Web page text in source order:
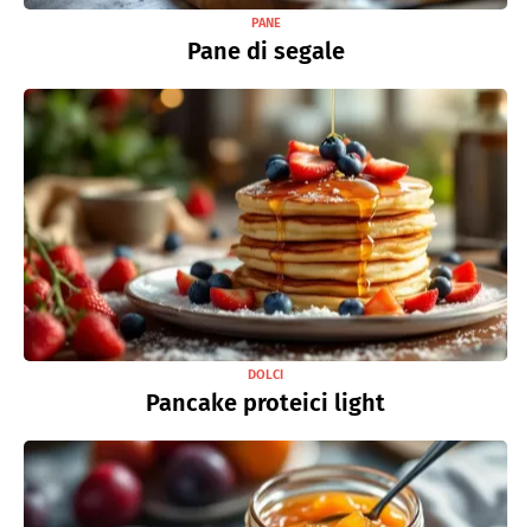
PANE
Pane di segale
DOLCI
Pancake proteici light